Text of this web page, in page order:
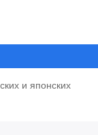
и японских